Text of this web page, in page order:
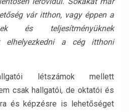
vár itthon, vagy éppen a
és teljesítményüknek
elhelyezkedni a cég itthoni
létszámok mellett
csak hallgatói, de oktatói és
és képzésre is lehetőséget